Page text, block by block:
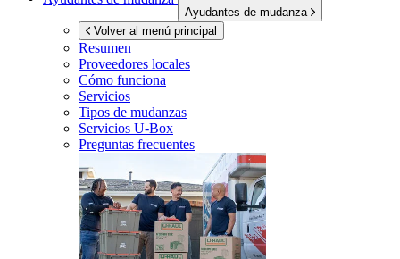
Ayudantes de mudanza
Volver al menú principal
Resumen
Proveedores locales
Cómo funciona
Servicios
Tipos de mudanzas
Servicios U-Box
Preguntas frecuentes